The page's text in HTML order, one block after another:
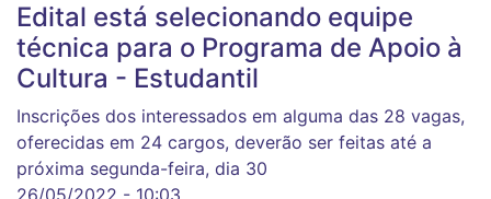
Edital está selecionando equipe
técnica para o Programa de Apoio à
Cultura - Estudantil
Inscrições dos interessados em alguma das 28 vagas,
oferecidas em 24 cargos, deverão ser feitas até a
próxima segunda-feira, dia 30